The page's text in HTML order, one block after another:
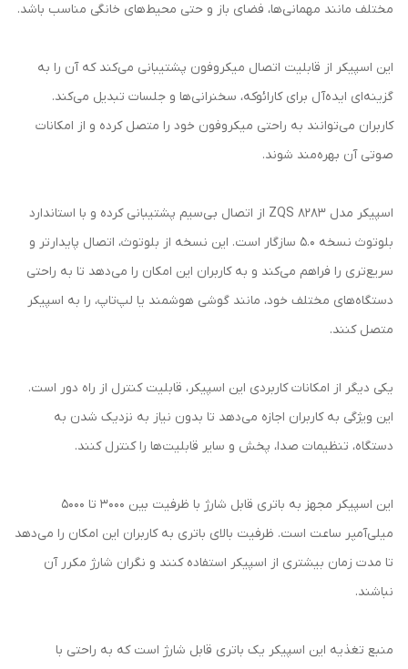
مختلف مانند مهمانی‌ها، فضای باز و حتی محیط‌های خانگی مناسب باشد.
این اسپیکر از قابلیت اتصال میکروفون پشتیبانی می‌کند که آن را به
گزینه‌ای ایده‌آل برای کارائوکه، سخنرانی‌ها و جلسات تبدیل می‌کند.
کاربران می‌توانند به راحتی میکروفون خود را متصل کرده و از امکانات
صوتی آن بهره‌مند شوند.
اسپیکر مدل ZQS 8283 از اتصال بی‌سیم پشتیبانی کرده و با استاندارد
بلوتوث نسخه 5.0 سازگار است. این نسخه از بلوتوث، اتصال پایدارتر و
سریع‌تری را فراهم می‌کند و به کاربران این امکان را می‌دهد تا به راحتی
دستگاه‌های مختلف خود، مانند گوشی هوشمند یا لپ‌تاپ، را به اسپیکر
متصل کنند.
یکی دیگر از امکانات کاربردی این اسپیکر، قابلیت کنترل از راه دور است.
این ویژگی به کاربران اجازه می‌دهد تا بدون نیاز به نزدیک شدن به
دستگاه، تنظیمات صدا، پخش و سایر قابلیت‌ها را کنترل کنند.
این اسپیکر مجهز به باتری قابل شارژ با ظرفیت بین 3000 تا 5000
میلی‌آمپر ساعت است. ظرفیت بالای باتری به کاربران این امکان را می‌دهد
تا مدت زمان بیشتری از اسپیکر استفاده کنند و نگران شارژ مکرر آن
نباشند.
منبع تغذیه این اسپیکر یک باتری قابل شارژ است که به راحتی با